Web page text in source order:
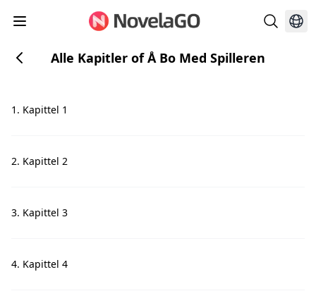
Alle Kapitler of Å Bo Med Spilleren
1. Kapittel 1
2. Kapittel 2
3. Kapittel 3
4. Kapittel 4